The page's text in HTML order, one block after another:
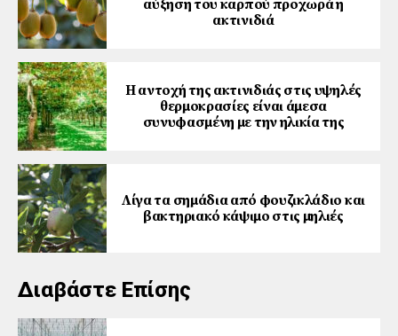
αύξηση του καρπού προχωρά η
ακτινιδιά
Η αντοχή της ακτινιδιάς στις υψηλές
θερμοκρασίες είναι άμεσα
συνυφασμένη με την ηλικία της
Λίγα τα σημάδια από φουζικλάδιο και
βακτηριακό κάψιμο στις μηλιές
Διαβάστε Επίσης